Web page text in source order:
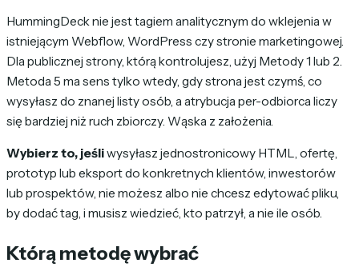
HummingDeck nie jest tagiem analitycznym do wklejenia w
istniejącym Webflow, WordPress czy stronie marketingowej.
Dla publicznej strony, którą kontrolujesz, użyj Metody 1 lub 2.
Metoda 5 ma sens tylko wtedy, gdy strona jest czymś, co
wysyłasz do znanej listy osób, a atrybucja per-odbiorca liczy
się bardziej niż ruch zbiorczy. Wąska z założenia.
Wybierz to, jeśliwysyłasz jednostronicowy HTML, ofertę,
prototyp lub eksport do konkretnych klientów, inwestorów
lub prospektów, nie możesz albo nie chcesz edytować pliku,
by dodać tag, i musisz wiedzieć, kto patrzył, a nie ile osób.
Którą metodę wybrać